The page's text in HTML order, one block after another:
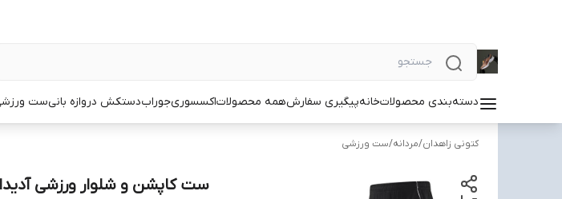
دسته‌بندی محصولاتخانهپیگیری سفارشهمه محصولاتاکسسوریجورابدستکش دروازه بانیست
کتونی زاهدان/مردانه/ست ورزشی